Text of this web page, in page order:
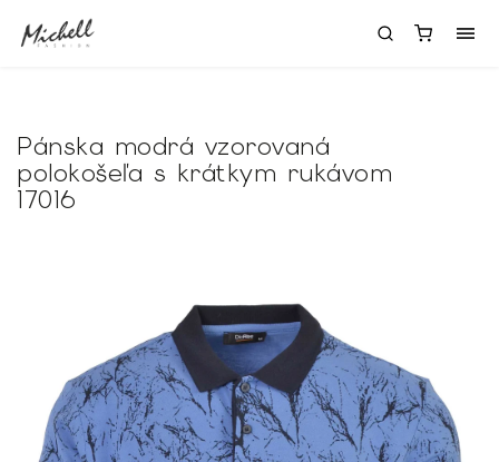
Pánska modrá vzorovaná
polokošeľa s krátkym rukávom
17016